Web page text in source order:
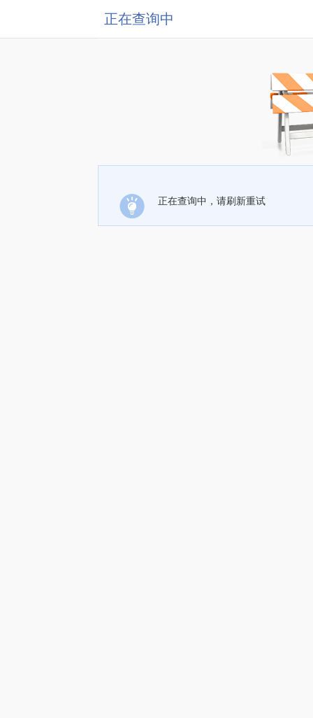
正在查询中
正在查询中，请刷新重试